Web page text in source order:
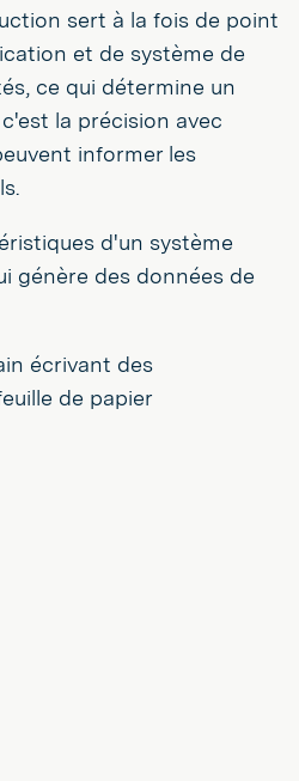
sert à la fois de point
et de système de
ce qui détermine un
la précision avec
informer les
d'un système
génère des données de